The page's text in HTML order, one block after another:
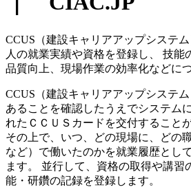
CCUS（建設キャリアアップシステ
人の就業実績や資格を登録し、 技能
品質向上、現場作業の効率化などに
CCUS（建設キャリアアップシステ
あることを確認したうえでシステム
れたＣＣＵＳカードを交付すること
その上で、いつ、どの現場に、どの
など）で働いたのかを就業履歴とし
ます。 並行して、資格の取得や講習
能・研鑽の記録を登録します。